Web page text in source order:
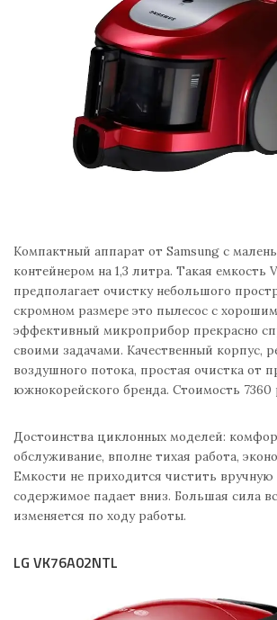
Компактный аппарат от Samsung с
контейнером на 1,3 литра. Такая емкость
предполагает очистку небольшого
скромном размере это пылесос с
эффективный микроприбор прекрасно
своими задачами. Качественный корпус,
воздушного потока, простая очистка от
южнокорейского бренда. Стоимость 7360
Достоинства циклонных моделей:
обслуживание, вполне тихая работа,
Емкости не приходится чистить
содержимое падает вниз. Большая сила
изменяется по ходу работы.
LG VK76A02NTL